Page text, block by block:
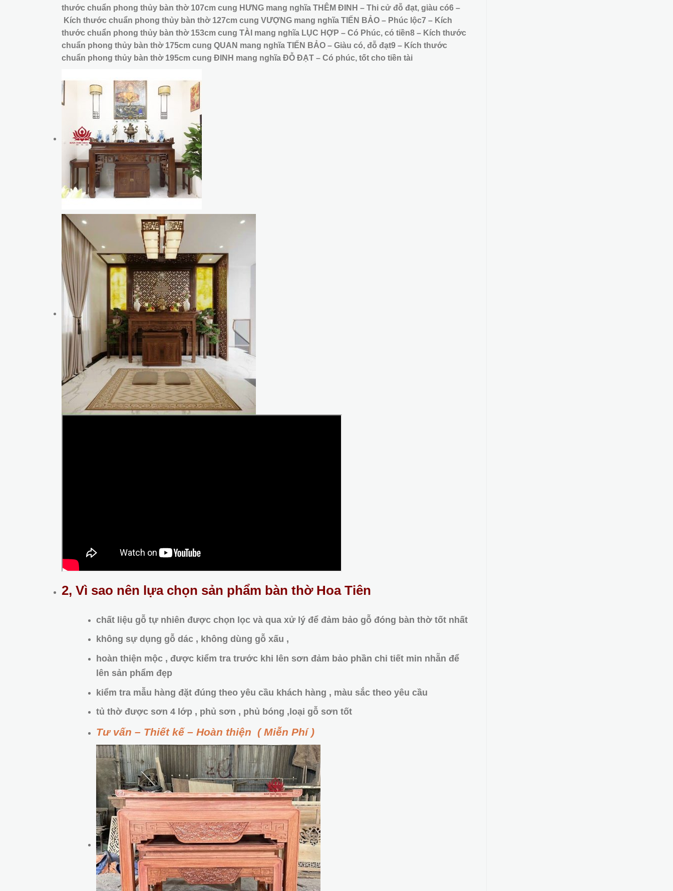
thước chuẩn phong thủy bàn thờ 107cm cung HƯNG mang nghĩa THÊM ĐINH – Thi cử đỗ đạt, giàu có6 –
Kích thước chuẩn phong thủy bàn thờ 127cm cung VƯỢNG mang nghĩa TIẾN BẢO – Phúc lộc7 – Kích
thước chuẩn phong thủy bàn thờ 153cm cung TÀI mang nghĩa LỤC HỢP – Có Phúc, có tiền8 – Kích thước
chuẩn phong thủy bàn thờ 175cm cung QUAN mang nghĩa TIẾN BẢO – Giàu có, đỗ đạt9 – Kích thước
chuẩn phong thủy bàn thờ 195cm cung ĐINH mang nghĩa ĐỖ ĐẠT – Có phúc, tốt cho tiền tài
2, Vì sao nên lựa chọn sản phẩm bàn thờ Hoa Tiên
chất liệu gỗ tự nhiên được chọn lọc và qua xử lý để đảm bảo gỗ đóng bàn thờ tốt nhất
không sự dụng gỗ dác , không dùng gỗ xấu ,
hoàn thiện mộc , được kiểm tra trước khi lên sơn đảm bảo phần chi tiết min nhẵn để
lên sản phẩm đẹp
kiểm tra mẫu hàng đặt đúng theo yêu cầu khách hàng , màu sắc theo yêu cầu
tủ thờ được sơn 4 lớp , phủ sơn , phủ bóng ,loại gỗ sơn tốt
Tư vấn – Thiết kế – Hoàn thiện ( Miễn Phí )